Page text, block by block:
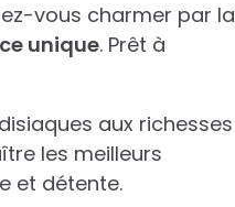
vous charmer par la
unique. Prêt à
aux richesses
les meilleurs
et détente.